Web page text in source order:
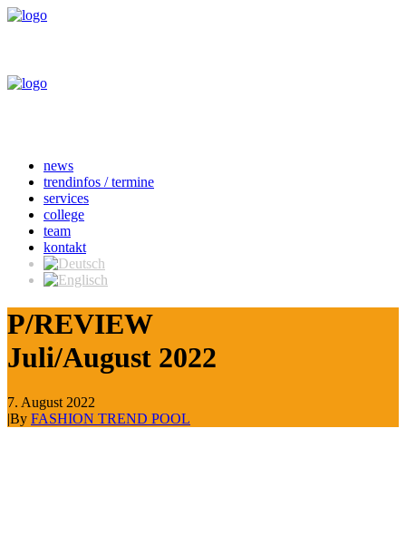
news
trendinfos / termine
services
college
team
kontakt
P/REVIEW
Juli/August 2022
7. August 2022
|By FASHION TREND POOL